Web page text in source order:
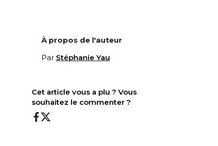
À propos de l'auteur
Par Stéphanie Yau
Cet article vous a plu ? Vous
souhaitez le commenter ?